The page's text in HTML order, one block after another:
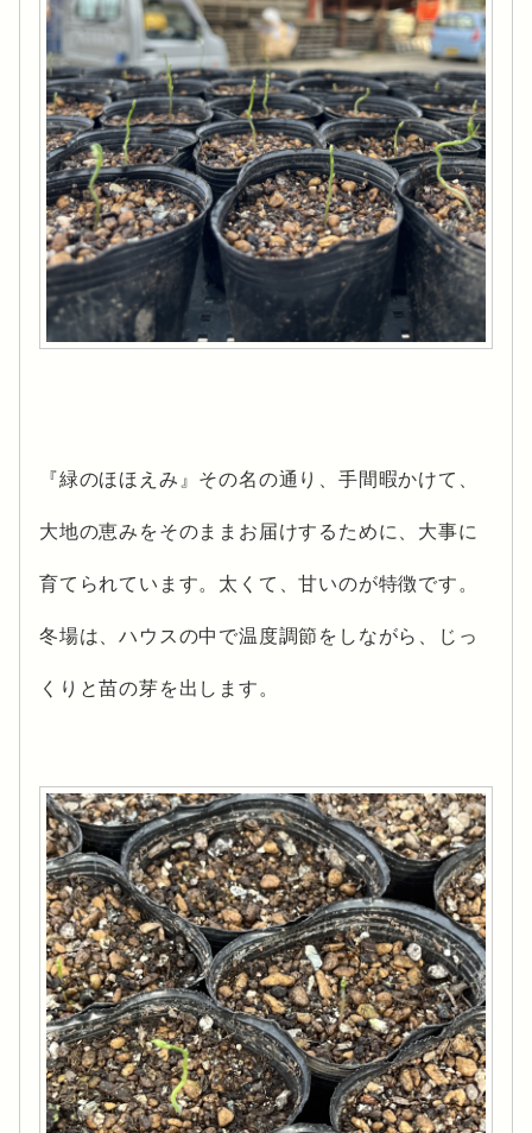
『緑のほほえみ』その名の通り、手間暇かけて、
大地の恵みをそのままお届けするために、大事に
育てられています。太くて、甘いのが特徴です。
冬場は、ハウスの中で温度調節をしながら、じっ
くりと苗の芽を出します。